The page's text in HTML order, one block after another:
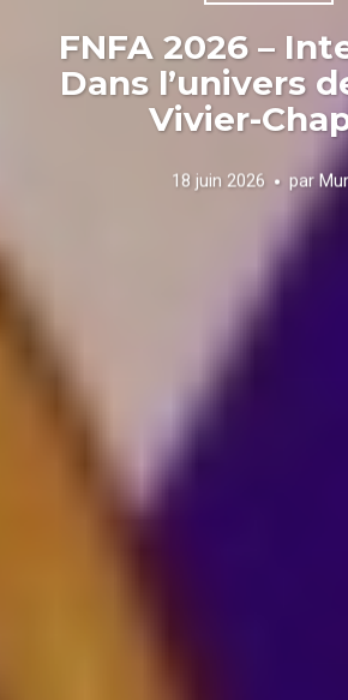
FNFA 2026 –
Dans l’univers
Vivier-
18 juin 2026 par